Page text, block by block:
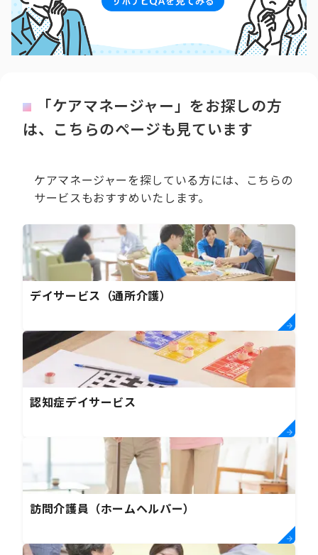
「ケアマネージャー」をお探しの方
は、こちらのページも見ています
ケアマネージャーを探している方には、こちらの
サービスもおすすめいたします。
デイサービス（通所介護）
認知症デイサービス
訪問介護員（ホームヘルパー）